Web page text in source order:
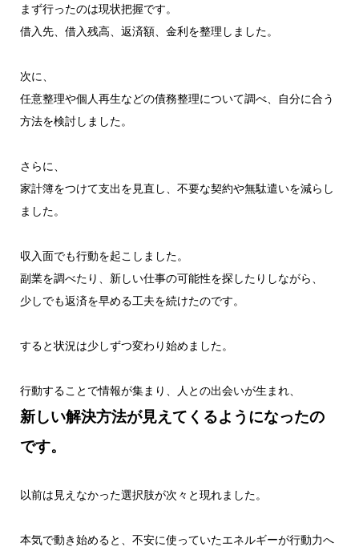
まず行ったのは現状把握です。
借入先、借入残高、返済額、金利を整理しました。
次に、
任意整理や個人再生などの債務整理について調べ、自分に合う
方法を検討しました。
さらに、
家計簿をつけて支出を見直し、不要な契約や無駄遣いを減らし
ました。
収入面でも行動を起こしました。
副業を調べたり、新しい仕事の可能性を探したりしながら、
少しでも返済を早める工夫を続けたのです。
すると状況は少しずつ変わり始めました。
行動することで情報が集まり、人との出会いが生まれ、
新しい解決方法が見えてくるようになったの
です。
以前は見えなかった選択肢が次々と現れました。
本気で動き始めると、不安に使っていたエネルギーが行動力へ